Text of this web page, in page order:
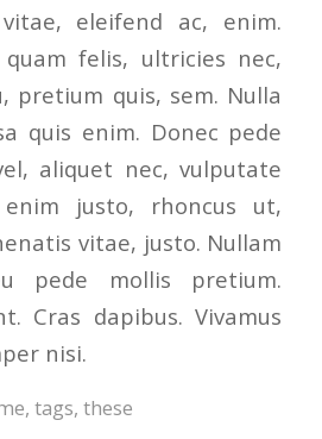
eleifend ac, enim.
felis, ultricies nec,
pretium quis, sem. Nulla
quis enim. Donec pede
aliquet nec, vulputate
justo, rhoncus ut,
vitae, justo. Nullam
pede mollis pretium.
Cras dapibus. Vivamus
nisi.
, tags, these